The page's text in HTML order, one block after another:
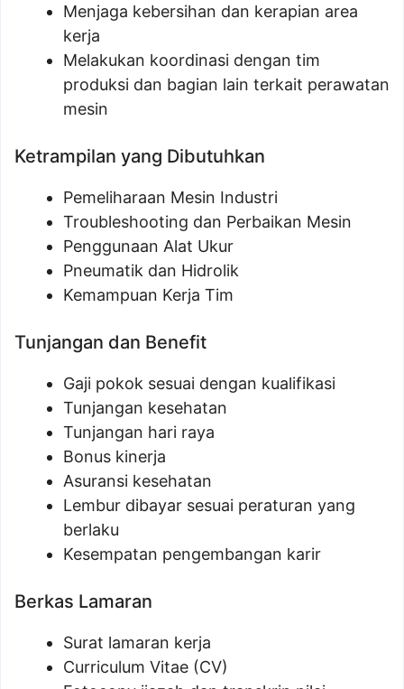
Menjaga kebersihan dan kerapian area
kerja
Melakukan koordinasi dengan tim
produksi dan bagian lain terkait perawatan
mesin
Ketrampilan yang Dibutuhkan
Pemeliharaan Mesin Industri
Troubleshooting dan Perbaikan Mesin
Penggunaan Alat Ukur
Pneumatik dan Hidrolik
Kemampuan Kerja Tim
Tunjangan dan Benefit
Gaji pokok sesuai dengan kualifikasi
Tunjangan kesehatan
Tunjangan hari raya
Bonus kinerja
Asuransi kesehatan
Lembur dibayar sesuai peraturan yang
berlaku
Kesempatan pengembangan karir
Berkas Lamaran
Surat lamaran kerja
Curriculum Vitae (CV)